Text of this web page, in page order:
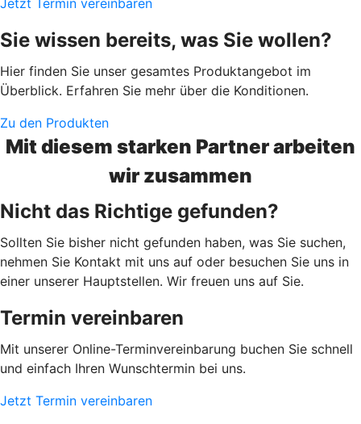
Sie wissen bereits, was Sie wollen?
Hier finden Sie unser gesamtes Produktangebot im
Überblick. Erfahren Sie mehr über die Konditionen.
Zu den Produkten
Mit diesem starken Partner arbeiten
wir zusammen
Nicht das Richtige gefunden?
Sollten Sie bisher nicht gefunden haben, was Sie suchen,
nehmen Sie Kontakt mit uns auf oder besuchen Sie uns in
einer unserer Hauptstellen. Wir freuen uns auf Sie.
Termin vereinbaren
Mit unserer Online-Terminvereinbarung buchen Sie schnell
und einfach Ihren Wunschtermin bei uns.
Jetzt Termin vereinbaren